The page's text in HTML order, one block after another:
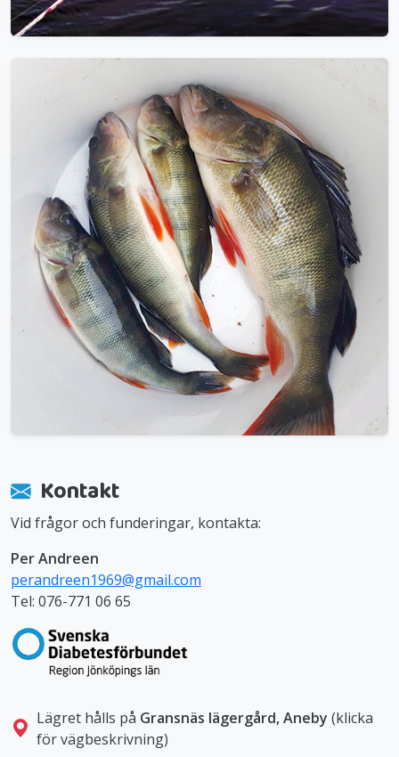
Kontakt
Vid frågor och funderingar, kontakta:
Per Andreen
perandreen1969@gmail.com
Tel: 076-771 06 65
Lägret hålls på Gransnäs lägergård, Aneby (klicka
för vägbeskrivning)